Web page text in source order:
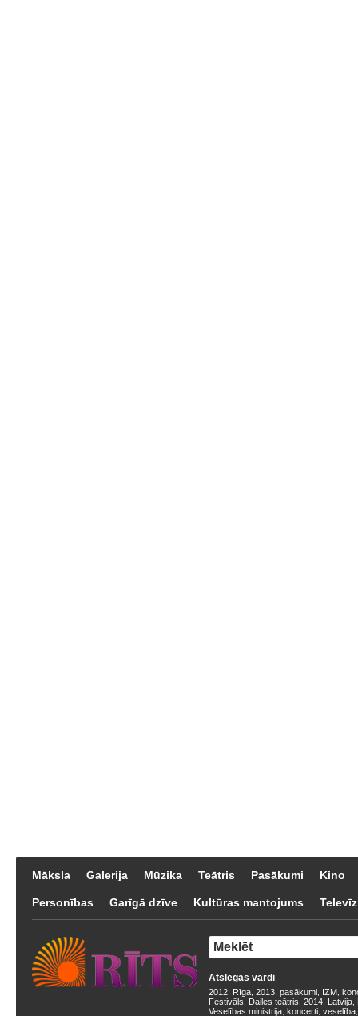
Māksla Galerija Mūzika Teātris Pasākumi Kino
Personības Garīgā dzīve Kultūras mantojums
Atslēgas vārdi
2012 Rīga 2013 pasākumi IZM
Festivāls
Dailes teātris 2014 Latvija
Veselības ministrija koncerti veselība